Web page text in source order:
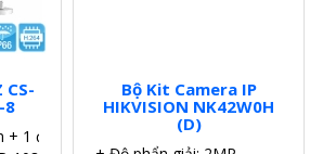
CS-
8
1 đầu ghi.
Bộ Kit Camera IP
HIKVISION NK42W0H
(D)